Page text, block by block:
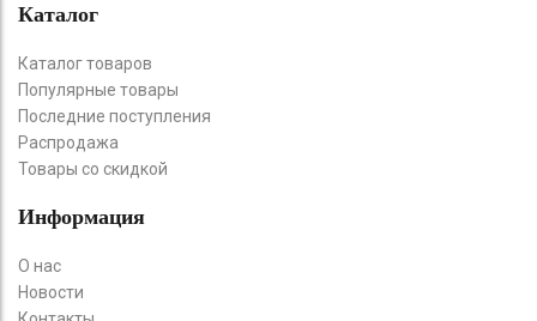
Каталог
Каталог товаров
Популярные товары
Последние поступления
Распродажа
Товары со скидкой
Информация
О нас
Новости